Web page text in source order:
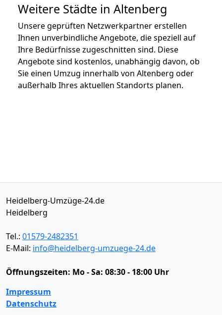
Weitere Städte in Altenberg
Unsere geprüften Netzwerkpartner erstellen
Ihnen unverbindliche Angebote, die speziell auf
Ihre Bedürfnisse zugeschnitten sind. Diese
Angebote sind kostenlos, unabhängig davon, ob
Sie einen Umzug innerhalb von Altenberg oder
außerhalb Ihres aktuellen Standorts planen.
Heidelberg-Umzüge-24.de
Heidelberg
Tel.: 01579-2482351
E-Mail: info@heidelberg-umzuege-24.de
Öffnungszeiten: Mo - Sa: 08:30 - 18:00 Uhr
Impressum
Datenschutz